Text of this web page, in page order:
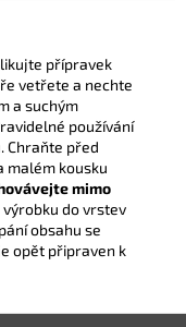
přípravek
vetřete a nechte
a suchým
používání
Chraňte před
malém kousku
mimo
výrobku do vrstev
obsahu se
opět připraven k